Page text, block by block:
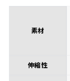
素材
伸縮性